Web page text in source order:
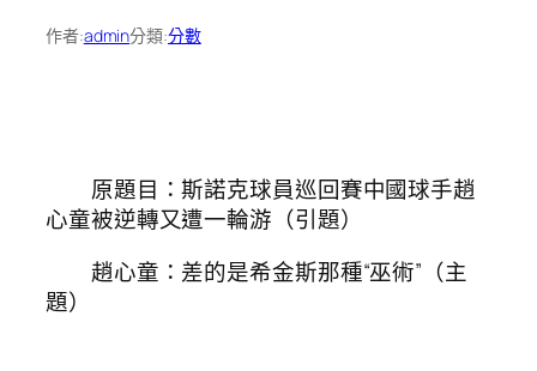
作者:admin分類:分數
原題目：斯諾克球員巡回賽中國球手趙
心童被逆轉又遭一輪游（引題）
趙心童：差的是希金斯那種“巫術”（主
題）